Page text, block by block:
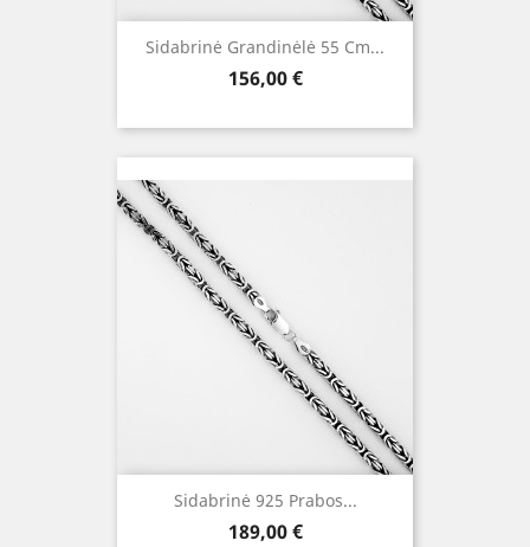
Sidabrinė Grandinėlė 55 Cm...
Kaina
156,00 €
Sidabrinė 925 Prabos...
Kaina
189,00 €